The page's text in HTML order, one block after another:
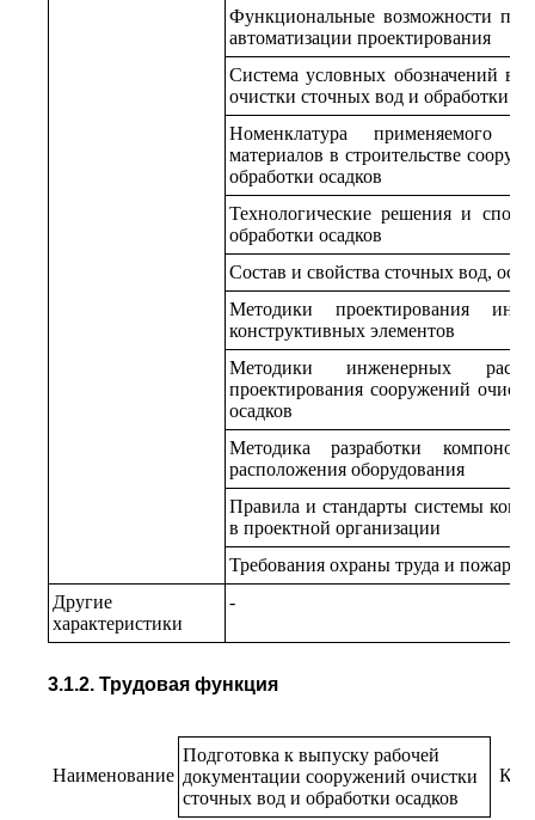
Функциональные возможности
автоматизации проектирования
Система условных обозначений в
очистки сточных вод и обработки
Номенклатура применяемого
материалов в строительстве
обработки осадков
Технологические решения и
обработки осадков
Состав и свойства сточных вод,
Методики проектирования
конструктивных элементов
Методики инженерных
проектирования сооружений
осадков
Методика разработки
расположения оборудования
Правила и стандарты системы
в проектной организации
Требования охраны труда и
Другие
характеристики
-
3.1.2. Трудовая функция
Наименование
Подготовка к выпуску рабочей
документации сооружений очистки
сточных вод и обработки осадков
Код